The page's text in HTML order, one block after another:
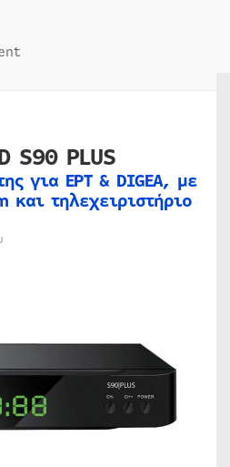
S90 PLUS
για ΕΡΤ & DIGEA, με
τηλεχειριστήριο